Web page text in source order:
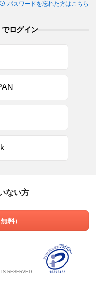
パスワードを忘れた方はこちら
でログイン
ない方
料）
RESERVED